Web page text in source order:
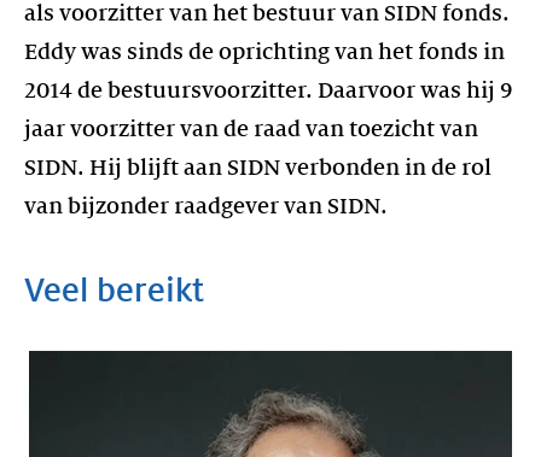
als voorzitter van het bestuur van SIDN fonds.
Eddy was sinds de oprichting van het fonds in
2014 de bestuursvoorzitter. Daarvoor was hij 9
jaar voorzitter van de raad van toezicht van
SIDN. Hij blijft aan SIDN verbonden in de rol
van bijzonder raadgever van SIDN.
Veel bereikt